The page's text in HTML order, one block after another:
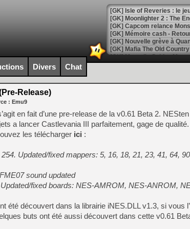
[GK] Isle of Reveries : le
[GK] Moonlighter 2 : The
[GK] Capcom relance
[Mo5] Deux inédits du
[GK] Le beat'em up The
[GK] Endless Legend 2 :
[LS] [PS5] Le WebKit
[GK] Oubliez Crazy Taxi,
[LS] [Switch] NSZ 5.0.0
[GK] No More Room in
[GK] Un chatbot Atelier
[GK] Mémoire cash -
[GK] Nvidia : le prix des
[GK] Suikoden Star Leap
Divers Chat
Release)
: Emu9
en fait d’une pre-release de la v0.61 Beta 2.
a lancer Castlevania III parfaitement, gage de
les télécharger ici :
Updated/fixed mappers: 5, 16, 18, 21, 23, 41, 64,
sound updated
fixed boards: NES-AMROM, NES-ANROM,
été découvert dans la librairie iNES.DLL v1.3, si vous
buts ont été aussi découvert dans cette v0.61